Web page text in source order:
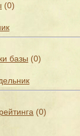
(0)
базы (0)
(0)